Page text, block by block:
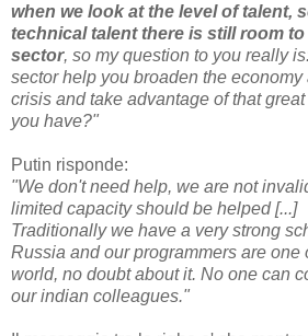
when we look at the level of talent,
technical talent there is still room
sector, so my question to you really
sector help you broaden the economy
crisis and take advantage of that
you have?"
Putin risponde:
"We don't need help, we are not
limited capacity should be helped [...]
Traditionally we have a very strong
Russia and our programmers are one
world, no doubt about it. No one can
our indian colleagues."